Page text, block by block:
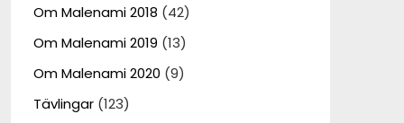
Om Malenami 2018 (42)
Om Malenami 2019 (13)
Om Malenami 2020 (9)
Tävlingar(123)